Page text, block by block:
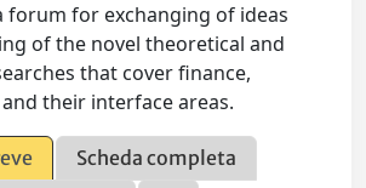
forum for exchanging of ideas
of the novel theoretical and
that cover finance,
their interface areas.
Scheda completa